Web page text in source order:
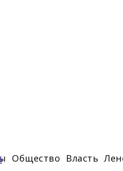
Общество Власть